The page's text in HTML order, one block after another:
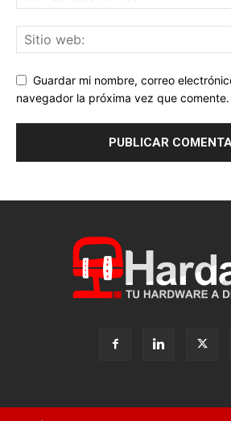
Guardar mi nombre, correo
navegador la próxima vez que comente.